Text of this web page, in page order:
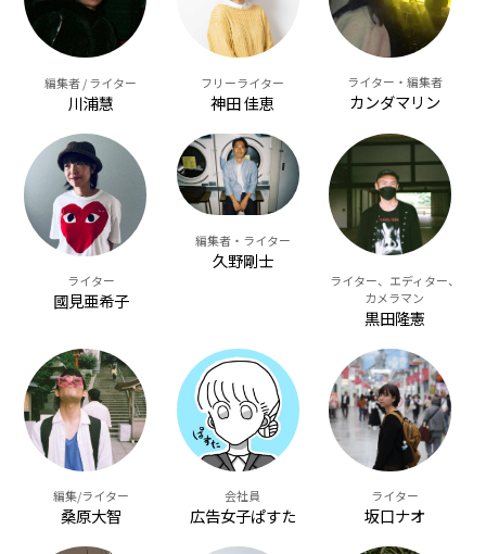
編集者 / ライター
川浦慧
フリーライター
神田 佳恵
ライター・編集者
カンダマリン
ライター
國見亜希子
編集者・ライター
久野剛士
ライター、エディター、
カメラマン
黒田隆憲
編集/ライター
桑原大智
会社員
広告女子ぱすた
ライター
坂口ナオ